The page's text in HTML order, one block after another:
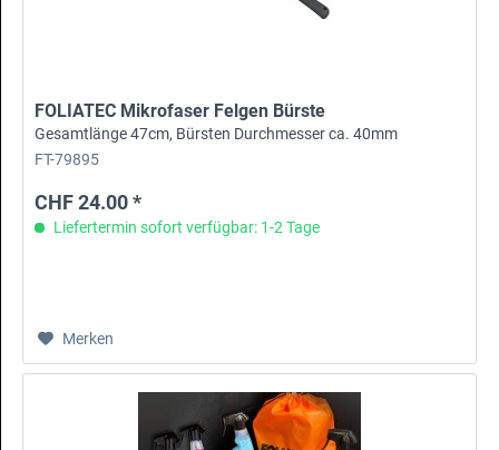
FOLIATEC Mikrofaser Felgen Bürste
Gesamtlänge 47cm, Bürsten Durchmesser ca. 40mm
FT-79895
CHF 24.00 *
Liefertermin sofort verfügbar: 1-2 Tage
Merken